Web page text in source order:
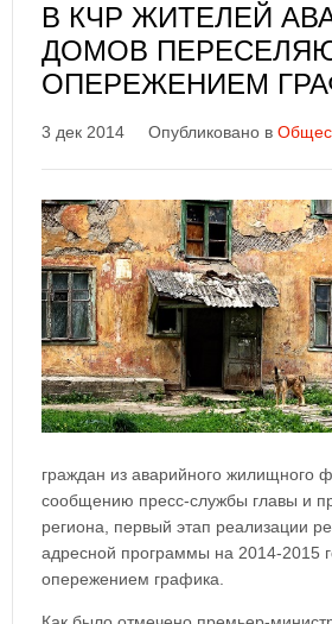
В КЧР ЖИТЕЛЕЙ
ДОМОВ
ОПЕРЕЖЕНИЕМ
3 дек 2014 Опубликовано в
граждан из аварийного жилищного
сообщению пресс-службы главы и
региона, первый этап реализации
адресной программы на 2014-2015
опережением графика.